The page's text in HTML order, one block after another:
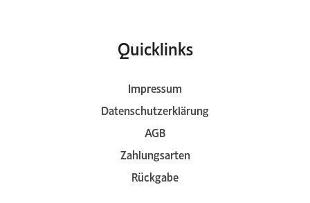
Quicklinks
Impressum
Datenschutzerklärung
AGB
Zahlungsarten
Rückgabe